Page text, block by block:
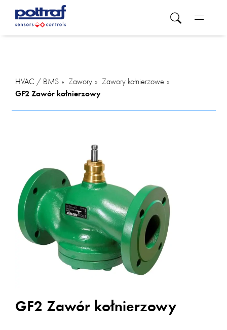
HVAC / BMS Zawory
Zawory kołnierzowe
GF2 Zawór kołnierzowy
GF2 Zawór kołnierzowy